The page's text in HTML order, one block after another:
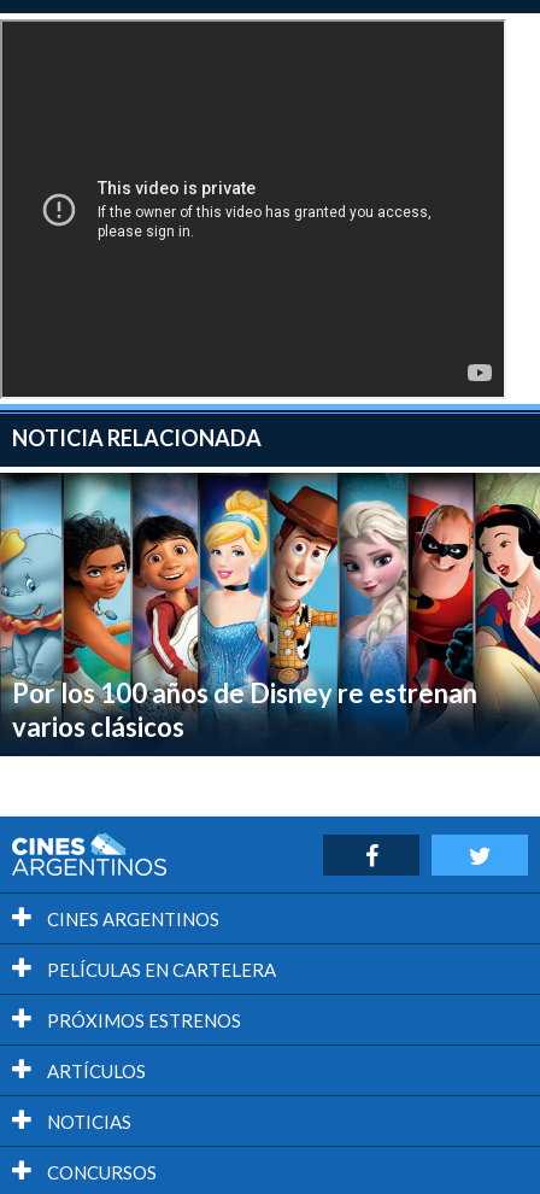
NOTICIA RELACIONADA
Por los 100 años de Disney re estrenan
varios clásicos
CINES ARGENTINOS
PELÍCULAS EN CARTELERA
PRÓXIMOS ESTRENOS
ARTÍCULOS
NOTICIAS
CONCURSOS